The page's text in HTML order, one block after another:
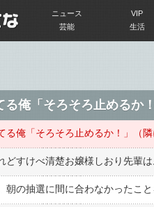
ニュース VIP
芸能
生活
どすけべ清楚お嬢様しおり先輩
朝の抽選に間に合わなかったこ